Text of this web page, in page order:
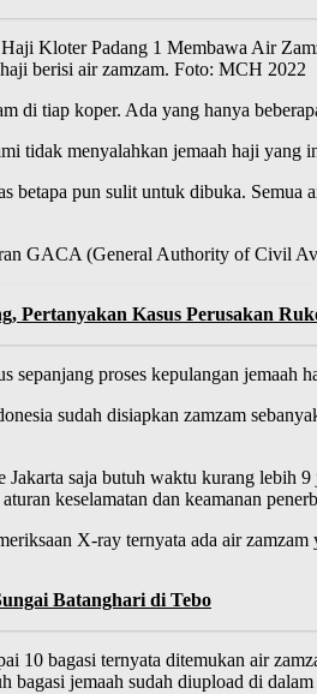
berisi air zamzam. Foto: MCH 2022
di tiap koper. Ada yang hanya
tidak menyalahkan jemaah haji yang
betapa pun sulit untuk dibuka.
GACA (General Authority of Civil
Pertanyakan Kasus Perusakan
sepanjang proses kepulangan jemaah
sudah disiapkan zamzam
saja butuh waktu kurang lebih
keselamatan dan keamanan
X-ray ternyata ada air
Batanghari di Tebo
10 bagasi ternyata ditemukan air
bagasi jemaah sudah diupload di